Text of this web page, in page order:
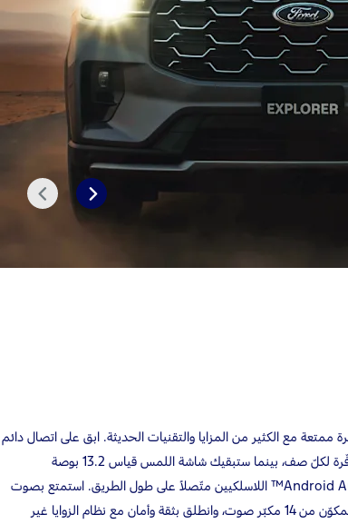
التالي السابق
كل رحلة إلى مغامرة ممتعة مع الكثير من المزايا والتقنيات الحديثة. ابق على اتصال دائم
مع ميزة الشحن اللاسلكي ومنافذ الشحن المتوفّرة لكلّ صف، بينما ستبقيك شاشة اللمس قياس 13.2 بوصة
والمتوافقة مع نظامي Apple CarPlay® وAndroid Auto™ اللاسلكيين متّصلاً على طول الطريق. استمتع بصوت
فائق الوضوح مع نظام B&O® الصوتي الفاخر المكوّن من 14 مكبّر صوت، وانطلق بثقة وأمان مع نظام الزوايا غير